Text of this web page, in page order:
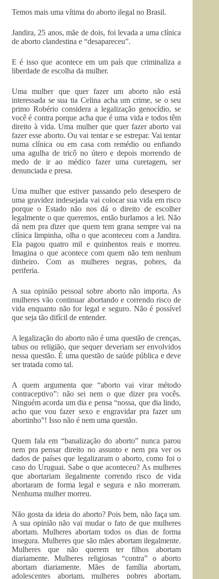
Temos mais uma vítima do aborto ilegal no Brasil.
Jandira, 25 anos, mãe de dois, foi levada a uma clínica
de aborto clandestina e “desapareceu”.
E é isso que acontece em um país que criminaliza a
liberdade de escolha da mulher.
Uma mulher que quer fazer um aborto não está
interessada se sua tia Celina acha um crime, se o seu
primo Robério considera a legalização genocídio, se
você é contra porque acha que é uma vida e todos têm
direito à vida. Uma mulher que quer fazer aborto vai
fazer esse aborto. Ou vai tentar e se estrepar. Vai tentar
numa clínica ou em casa com remédio ou enfiando
uma agulha de tricô no útero e depois morrendo de
medo de ir ao médico fazer uma curetagem, ser
denunciada e presa.
Uma mulher que estiver passando pelo desespero de
uma gravidez indesejada vai colocar sua vida em risco
porque o Estado não nos dá o direito de escolher
legalmente o que queremos, então burlamos a lei. Não
dá nem pra dizer que quem tem grana sempre vai na
clínica limpinha, olha o que aconteceu com a Jandira.
Ela pagou quatro mil e quinhentos reais e morreu.
Imagina o que acontece com quem não tem nenhum
dinheiro. Com as mulheres negras, pobres, da
periferia.
A sua opinião pessoal sobre aborto não importa. As
mulheres vão continuar abortando e correndo risco de
vida enquanto não for legal e seguro. Não é possível
que seja tão difícil de entender.
A legalização do aborto não é uma questão de crenças,
tabus ou religião, que sequer deveriam ser envolvidos
nessa questão. É uma questão de saúde pública e deve
ser tratada como tal.
A quem argumenta que “aborto vai virar método
contraceptivo”: não sei nem o que dizer pra vocês.
Ninguém acorda um dia e pensa “nossa, que dia lindo,
acho que vou fazer sexo e engravidar pra fazer um
abortinho”! Isso não é nem uma questão.
Quem fala em “banalização do aborto” nunca parou
nem pra pensar direito no assunto e nem pra ver os
dados de países que legalizaram o aborto, como foi o
caso do Uruguai. Sabe o que aconteceu? As mulheres
que abortariam ilegalmente correndo risco de vida
abortaram de forma legal e segura e não morreram.
Nenhuma mulher morreu.
Não gosta da ideia do aborto? Pois bem, não faça um.
A sua opinião não vai mudar o fato de que mulheres
abortam. Mulheres abortam todos os dias de forma
insegura. Mulheres que são mães abortam ilegalmente.
Mulheres que não querem ter filhos abortam
diariamente. Mulheres religiosas “contra” o aborto
abortam diariamente. Mães de família abortam,
adolescentes abortam, mulheres pobres abortam,